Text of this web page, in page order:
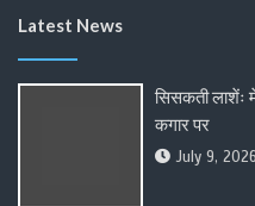
Latest News
सिसकती लाशेंः
कगार पर
July 9, 2026